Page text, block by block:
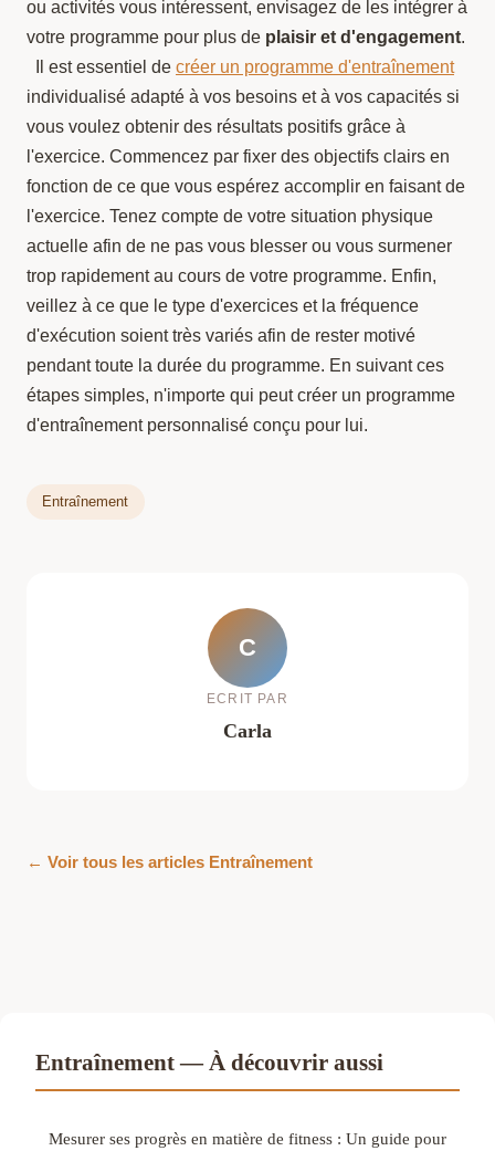
ou activités vous intéressent, envisagez de les intégrer à
votre programme pour plus de plaisir et d'engagement.
Il est essentiel de créer un programme d'entraînement
individualisé adapté à vos besoins et à vos capacités si
vous voulez obtenir des résultats positifs grâce à
l'exercice. Commencez par fixer des objectifs clairs en
fonction de ce que vous espérez accomplir en faisant de
l'exercice. Tenez compte de votre situation physique
actuelle afin de ne pas vous blesser ou vous surmener
trop rapidement au cours de votre programme. Enfin,
veillez à ce que le type d'exercices et la fréquence
d'exécution soient très variés afin de rester motivé
pendant toute la durée du programme. En suivant ces
étapes simples, n'importe qui peut créer un programme
d'entraînement personnalisé conçu pour lui.
Entraînement
C
ECRIT PAR
Carla
← Voir tous les articles Entraînement
Entraînement — À découvrir aussi
Mesurer ses progrès en matière de fitness : Un guide pour